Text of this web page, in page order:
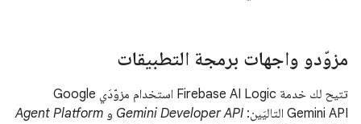
مزوّدو واجهات برمجة التطبيقات
تتيح لك خدمة Firebase AI Logic استخدام مزوّدَي Google
Gemini API التاليَين:
Gemini Developer API و Agent Platform